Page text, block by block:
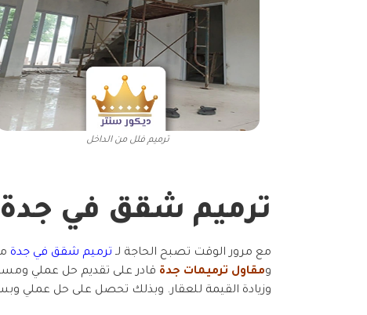
ترميم فلل من الداخل
ترميم شقق في جدة
مع مرور الوقت تصبح الحاجة لـ ترميم شقق في جدة
ومقاول ترميمات جدة قادر على تقديم حل عملي
وزيادة القيمة للعقار. وبذلك تحصل على حل عملي